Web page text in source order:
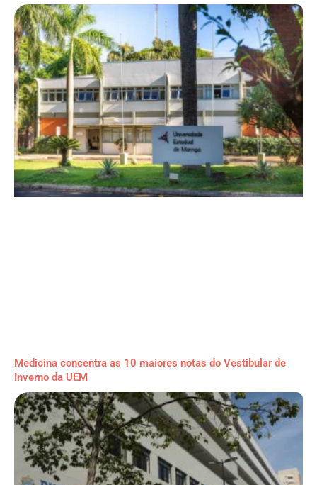
Medicina concentra as 10 maiores notas do Vestibular de
Inverno da UEM